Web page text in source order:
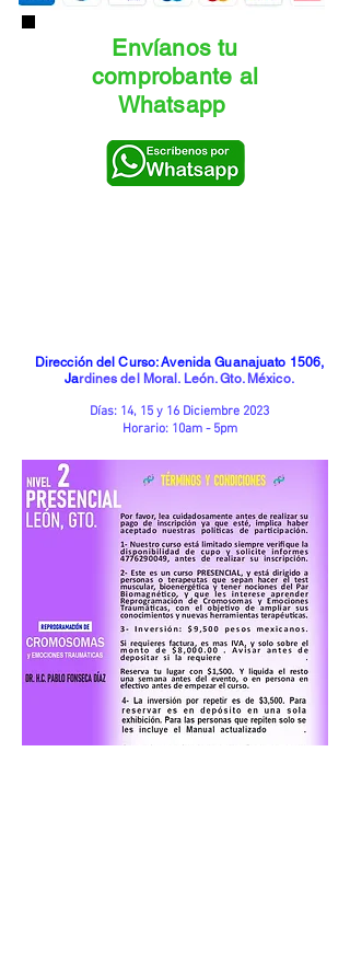
Envíanos tu
comprobante al
Whatsapp
Dirección del Curso: Avenida Guanajuato 1506,
Jardines del Moral. León. Gto. México.
Días: 14, 15 y 16 Diciembre 2023
Horario: 10am - 5pm